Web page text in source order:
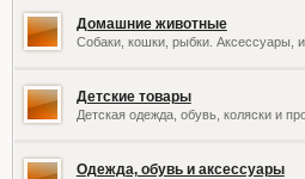
Домашние животные
Собаки, кошки, рыбки. Аксессуары,
Детские товары
Детская одежда, обувь, коляски и
Одежда, обувь и аксессуары